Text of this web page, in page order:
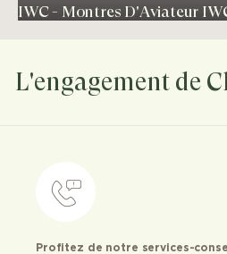
IWC - Montres D'Aviateur
L'engagement de
Profitez de notre services-